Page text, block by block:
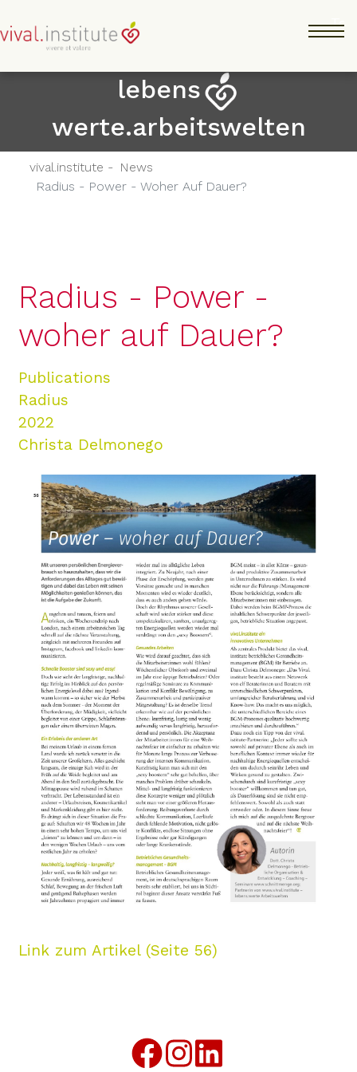
lebens
werte.arbeitswelten
vival.institute - News
Radius - Power - Woher Auf Dauer?
Radius - Power -
woher auf Dauer?
Publications
Radius
2022
Christa Delmonego
Link zum Artikel (Seite 56)